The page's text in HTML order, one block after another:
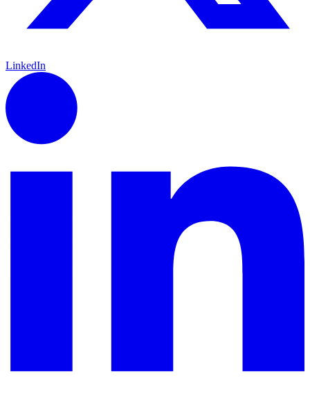
LinkedIn